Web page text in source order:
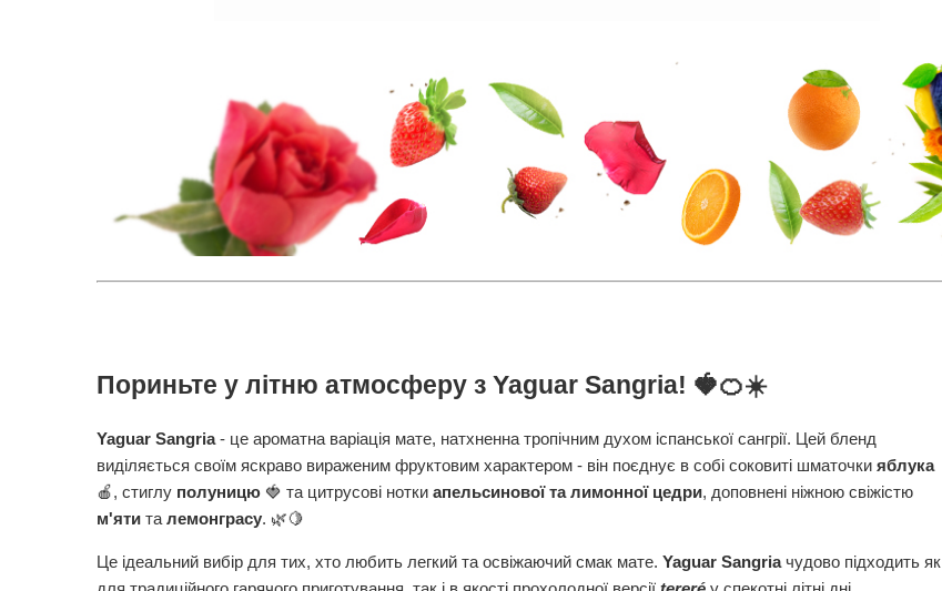
Пориньте у літню атмосферу з Yaguar Sangria! 🍓🍊☀️
Yaguar Sangria- це ароматна варіація мате, натхненна тропічним духом іспанської сангрії. Цей бленд
виділяється своїм яскраво вираженим фруктовим характером - він поєднує в собі соковиті шматочки яблука
🍎, стиглу полуницю 🍓 та цитрусові нотки апельсинової та лимонної цедри, доповнені ніжною свіжістю
м'яти та лемонграсу. 🌿🍋
Це ідеальний вибір для тих, хто любить легкий та освіжаючий смак мате. Yaguar Sangriaчудово підходить як